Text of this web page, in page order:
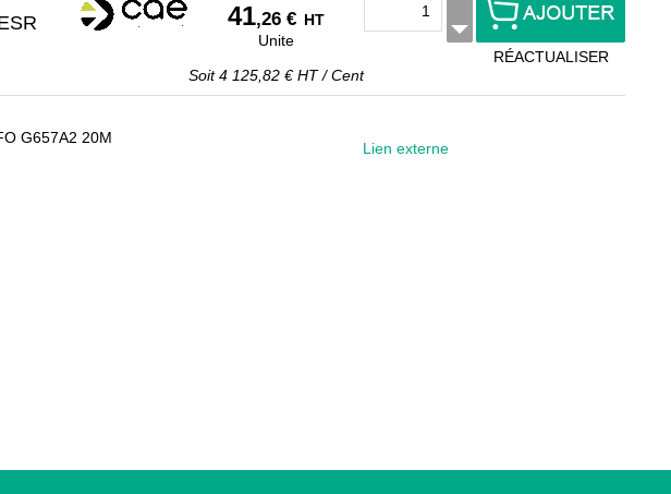
41,26 € HT
Unite
Soit4 125,82 € HT/Cent
RÉACTUALISER
G657A2 20M
Lien externe